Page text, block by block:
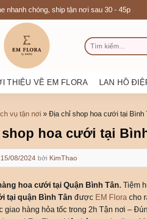
nhanh chóng, ship tận nơi sau 30 - 45p
TÌM
THIỆU VỀ EM FLORA LAN HỒ
vụ tận nơi » Địa chỉ shop hoa cưới tại
hoa cưới tại
15/08/2024 bởi KimThao
hoa cưới tại Quận Bình Tân. Tiệm
tại quận Bình Tân được EM Flora cho
giao hàng hỏa tốc trong 2h Tận nơi –